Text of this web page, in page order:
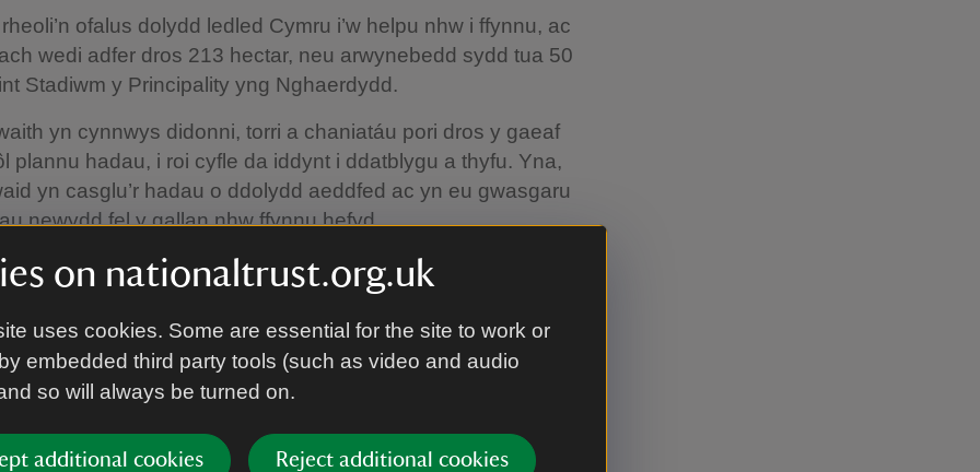
on nationaltrust.org.uk
uses cookies. Some are essential for the site to work or
embedded third party tools (such as video and audio
so will always be turned on.
additional cookies Reject additional cookies
ofalus dolydd ledled Cymru i’w helpu nhw i ffynnu, ac
wedi adfer dros 213 hectar, neu arwynebedd sydd tua 50
Stadiwm y Principality yng Nghaerdydd.
yn cynnwys didonni, torri a chaniatáu pori dros y gaeaf
plannu hadau, i roi cyfle da iddynt i ddatblygu a thyfu. Yna,
yn casglu’r hadau o ddolydd aeddfed ac yn eu gwasgaru
newydd fel y gallan nhw ffynnu hefyd.
40 y cant o weddill dolydd blodau gwyllt y DU wedi’u lleoli yng
mae gennym lu o leoliadau i chi archwilio’r tirweddau naturiol
yn nes at natur.
â dolydd yng Ngogledd Cymru